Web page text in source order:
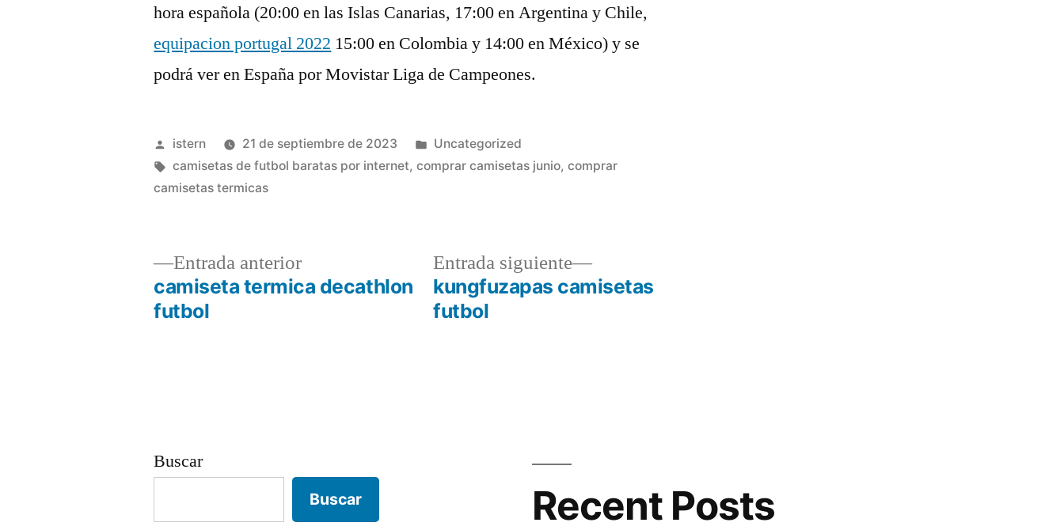
hora española (20:00 en las Islas Canarias, 17:00 en Argentina y Chile,
equipacion portugal 2022 15:00 en Colombia y 14:00 en México) y se
podrá ver en España por Movistar Liga de Campeones.
Publicado
por
istern 21 de septiembre de 2023
Publicado
en
Uncategorized
Etiquetas:
camisetas de futbol baratas por internet,comprar camisetas junio,comprar
camisetas termicas
Navegación
Entrada anteriorEntrada
anterior:
camiseta termica decathlon
futbol
Entrada siguiente
Entrada
siguiente:
kungfuzapas camisetas
futbol
Buscar
Buscar Recent Posts